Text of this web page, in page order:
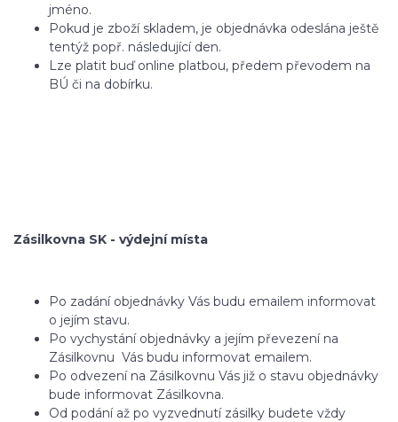
jméno.
Pokud je zboží skladem, je objednávka odeslána ještě
tentýž popř. následující den.
Lze platit buď online platbou, předem převodem na
BÚ či na dobírku.
Zásilkovna SK - výdejní místa
Po zadání objednávky Vás budu emailem informovat
o jejím stavu.
Po vychystání objednávky a jejím převezení na
Zásilkovnu Vás budu informovat emailem.
Po odvezení na Zásilkovnu Vás již o stavu objednávky
bude informovat Zásilkovna.
Od podání až po vyzvednutí zásilky budete vždy